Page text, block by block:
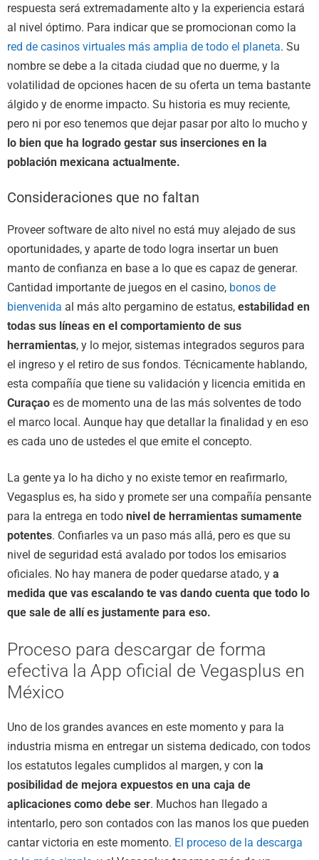
respuesta será extremadamente alto y la experiencia estará
al nivel óptimo. Para indicar que se promocionan como la
red de casinos virtuales más amplia de todo el planeta. Su
nombre se debe a la citada ciudad que no duerme, y la
volatilidad de opciones hacen de su oferta un tema bastante
álgido y de enorme impacto. Su historia es muy reciente,
pero ni por eso tenemos que dejar pasar por alto lo mucho y
lo bien que ha logrado gestar sus inserciones en la
población mexicana actualmente.
Consideraciones que no faltan
Proveer software de alto nivel no está muy alejado de sus
oportunidades, y aparte de todo logra insertar un buen
manto de confianza en base a lo que es capaz de generar.
Cantidad importante de juegos en el casino, bonos de
bienvenida al más alto pergamino de estatus, estabilidad en
todas sus líneas en el comportamiento de sus
herramientas, y lo mejor, sistemas integrados seguros para
el ingreso y el retiro de sus fondos. Técnicamente hablando,
esta compañía que tiene su validación y licencia emitida en
Curaçao es de momento una de las más solventes de todo
el marco local. Aunque hay que detallar la finalidad y en eso
es cada uno de ustedes el que emite el concepto.
La gente ya lo ha dicho y no existe temor en reafirmarlo,
Vegasplus es, ha sido y promete ser una compañía pensante
para la entrega en todo nivel de herramientas sumamente
potentes. Confiarles va un paso más allá, pero es que su
nivel de seguridad está avalado por todos los emisarios
oficiales. No hay manera de poder quedarse atado, y a
medida que vas escalando te vas dando cuenta que todo lo
que sale de allí es justamente para eso.
Proceso para descargar de forma
efectiva la App oficial de Vegasplus en
México
Uno de los grandes avances en este momento y para la
industria misma en entregar un sistema dedicado, con todos
los estatutos legales cumplidos al margen, y con la
posibilidad de mejora expuestos en una caja de
aplicaciones como debe ser. Muchos han llegado a
intentarlo, pero son contados con las manos los que pueden
cantar victoria en este momento. El proceso de la descarga